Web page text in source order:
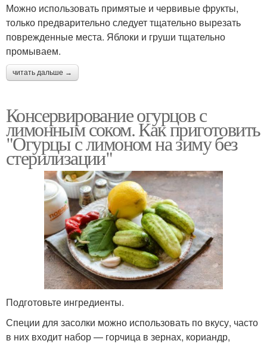
Можно использовать примятые и червивые фрукты,
только предварительно следует тщательно вырезать
поврежденные места. Яблоки и груши тщательно
промываем.
читать дальше →
Консервирование огурцов с
лимонным соком. Как приготовить
"Огурцы с лимоном на зиму без
стерилизации"
Подготовьте ингредиенты.
Специи для засолки можно использовать по вкусу, часто
в них входит набор — горчица в зернах, кориандр,